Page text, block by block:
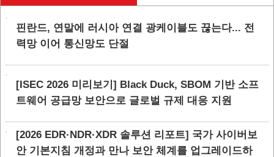
핀란드, 연말에 러시아 연결 광케이블도 끊는다... 전
력망 이어 통신망도 단절
[ISEC 2026 미리보기] Black Duck, SBOM 기반 소프
트웨어 공급망 보안으로 글로벌 규제 대응 지원
[2026 EDR·NDR·XDR 솔루션 리포트] 국가 사이버보
안 기본지침 개정과 만나 보안 체계를 업그레이드하